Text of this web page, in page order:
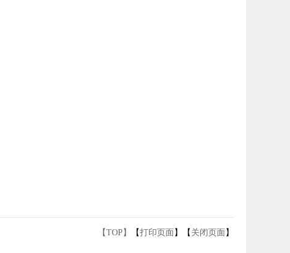
【TOP】 【打印页面】【 关闭页面】